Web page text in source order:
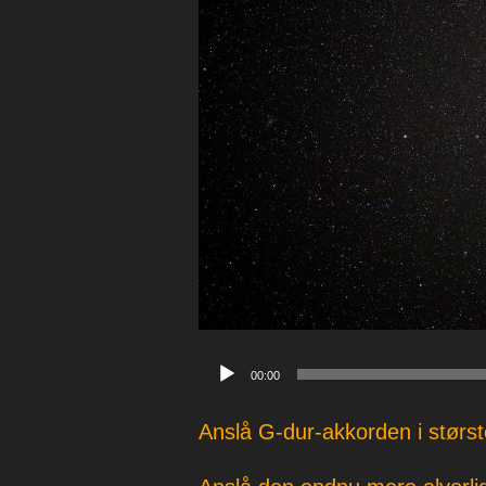
Lydafspiller
00:00
Anslå G-dur-akkorden i